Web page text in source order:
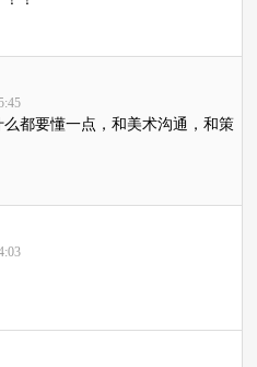
都要懂一点，和美术沟通，和策